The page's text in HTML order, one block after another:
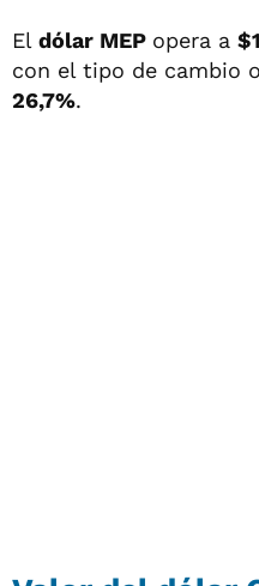
El dólar MEP opera a
con el tipo de cambio
26,7%.